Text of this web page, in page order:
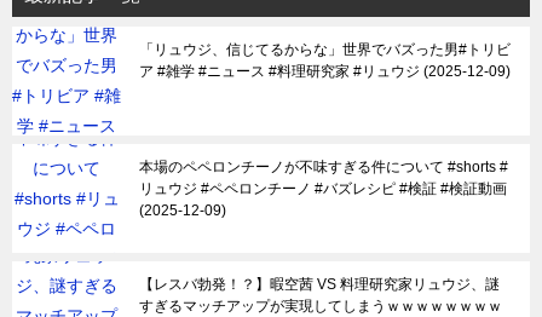
「リュウジ、信じてるからな」世界でバズった男#トリビ
ア #雑学 #ニュース #料理研究家 #リュウジ 2025-12-09
本場のペペロンチーノが不味すぎる件について #shorts #
リュウジ #ペペロンチーノ #バズレシピ #検証 #検証動画
2025-12-09
【レスバ勃発！？】暇空茜 VS 料理研究家リュウジ、謎
すぎるマッチアップが実現してしまうｗｗｗｗｗｗｗｗ